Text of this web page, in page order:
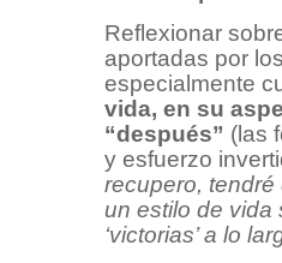
Reflexionar
aportadas por
especialmente
vida, en su
“después” (las
y esfuerzo
recupero,
un estilo de vida
‘victorias’ a lo